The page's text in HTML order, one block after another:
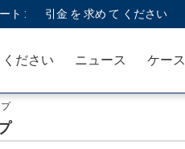
ト : 引金 を 求め て ください
ださい ニュース ケース